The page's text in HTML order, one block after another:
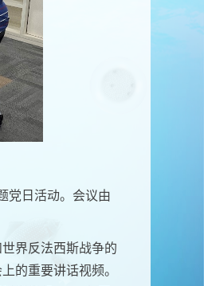
党日活动。会议由
界反法西斯战争的
的重要讲话视频。